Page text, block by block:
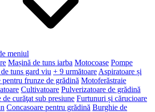
meniul
Mașină de tuns iarba Motocoase Pompe
tuns gard viu + 9 următoare Aspiratoare și
pentru frunze de grădină Motoferăstraie
Cultivatoare Pulverizatoare de grădină
de curăţat sub presiune Furtunuri și cărucioare
Concasoare pentru grădină Burghie de